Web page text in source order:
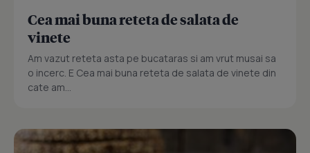
Cea mai buna reteta de salata de
vinete
Am vazut reteta asta pe bucataras si am vrut musai sa
o incerc. E Cea mai buna reteta de salata de vinete din
cate am...